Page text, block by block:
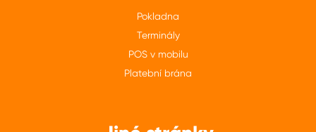
Pokladna
Terminály
POS v mobilu
Platební brána